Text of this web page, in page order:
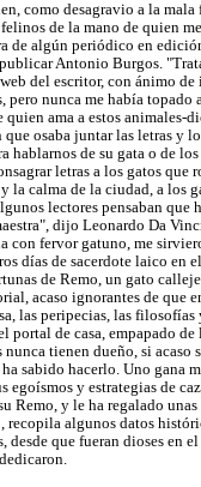
como desagravio a la
de la mano de quien
de algún periódico en
Antonio Burgos.
del escritor, con ánimo
nunca me había
ama a estos animales-
osaba juntar las letras y
hablarnos de su gata o de
letras a los gatos que
la calma de la ciudad, a los
lectores pensaban
dijo Leonardo Da
con fervor gatuno, me
días de sacerdote laico en
de Remo, un gato
acaso ignorantes de
las peripecias, las
portal de casa, empapado
tienen dueño, si
sabido hacerlo. Uno gana
egoísmos y estrategias de
Remo, y le ha regalado
algunos datos
desde que fueran dioses